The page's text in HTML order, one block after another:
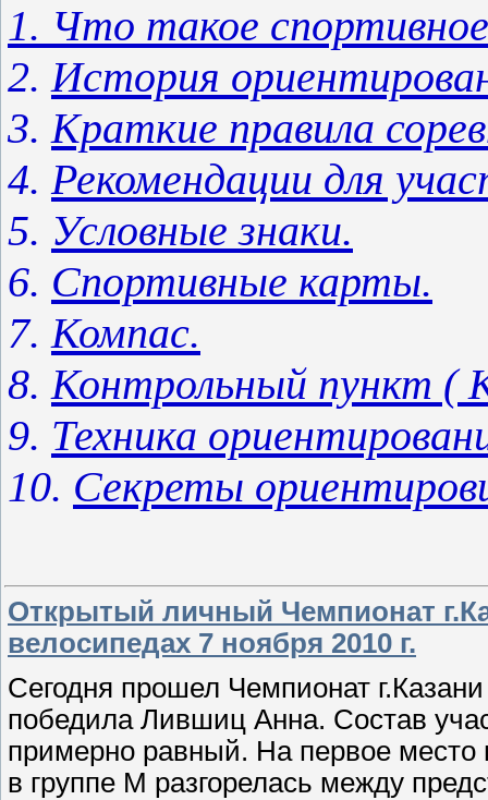
1. Что такое
2.История
3.Краткие правила
4.Рекомендации для
5. Условные знаки.
6. Спортивные карты.
7.Компас.
8.Контрольный пункт (
9. Техника
10. Секреты
Открытый личный Чемпионат
велосипедах 7 ноября 2010 г.
Сегодня прошел Чемпионат
победила Лившиц Анна. Состав
примерно равный. На первое место
в группе М разгорелась между